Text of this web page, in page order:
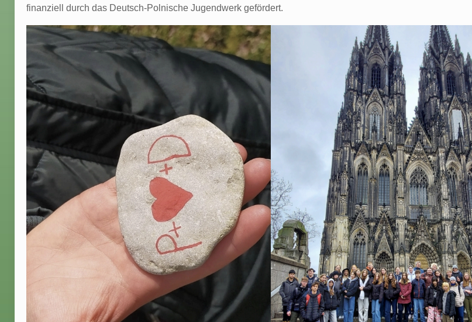
finanziell durch das Deutsch-Polnische Jugendwerk gefördert.